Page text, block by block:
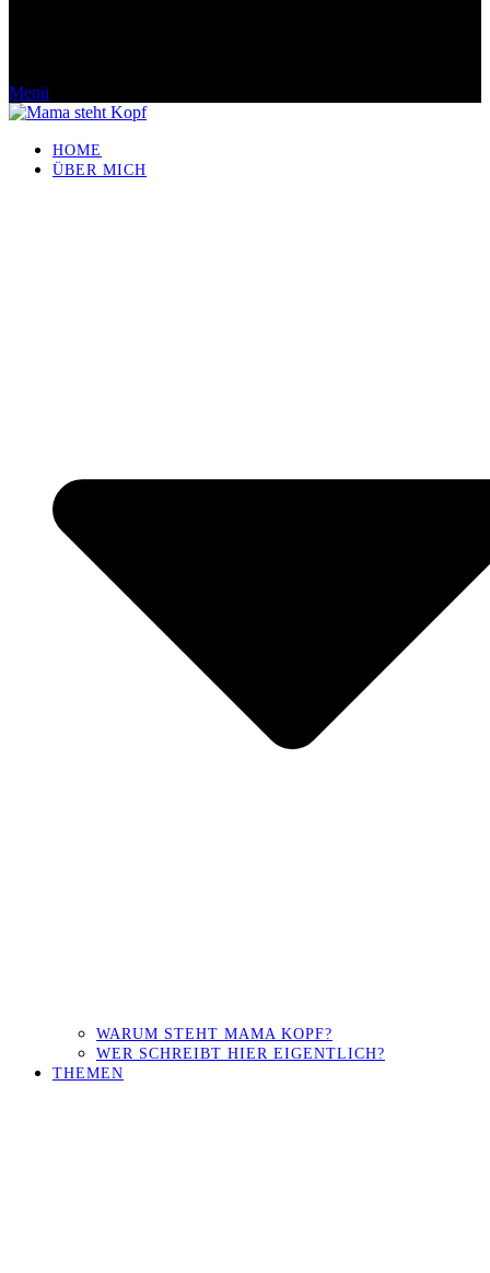
Menü
HOME
ÜBER MICH
WARUM STEHT MAMA KOPF?
WER SCHREIBT HIER EIGENTLICH?
THEMEN